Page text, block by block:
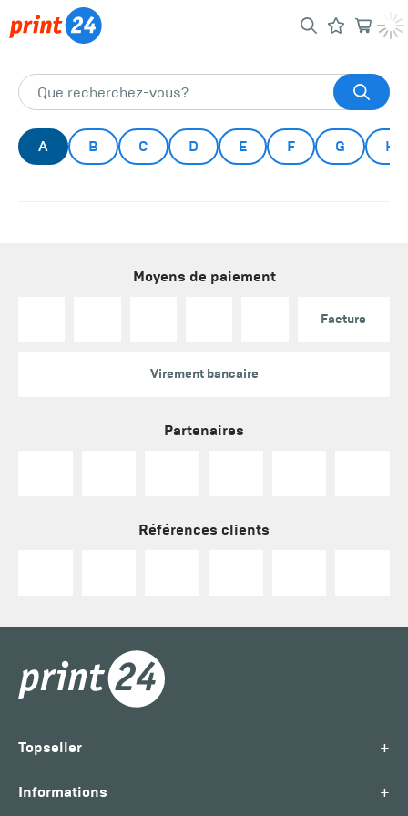
A B C D E F G H
Moyens de paiement
Facture
Virement bancaire
Partenaires
Références clients
Topseller +
Informations +